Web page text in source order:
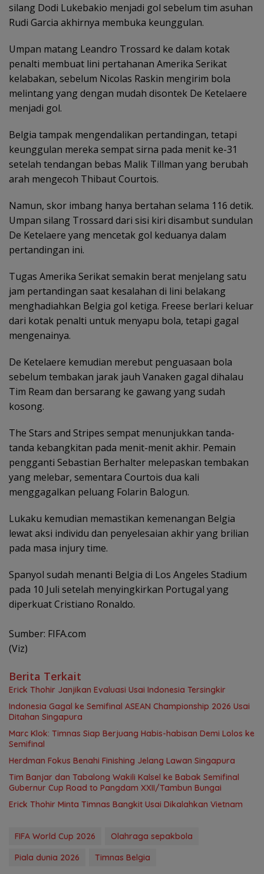
silang Dodi Lukebakio menjadi gol sebelum tim asuhan
Rudi Garcia akhirnya membuka keunggulan.
Umpan matang Leandro Trossard ke dalam kotak
penalti membuat lini pertahanan Amerika Serikat
kelabakan, sebelum Nicolas Raskin mengirim bola
melintang yang dengan mudah disontek De Ketelaere
menjadi gol.
‎Belgia tampak mengendalikan pertandingan, tetapi
keunggulan mereka sempat sirna pada menit ke-31
setelah tendangan bebas Malik Tillman yang berubah
arah mengecoh Thibaut Courtois.
Namun, skor imbang hanya bertahan selama 116 detik.
Umpan silang Trossard dari sisi kiri disambut sundulan
De Ketelaere yang mencetak gol keduanya dalam
pertandingan ini.
‎Tugas Amerika Serikat semakin berat menjelang satu
jam pertandingan saat kesalahan di lini belakang
menghadiahkan Belgia gol ketiga. Freese berlari keluar
dari kotak penalti untuk menyapu bola, tetapi gagal
mengenainya.
De Ketelaere kemudian merebut penguasaan bola
sebelum tembakan jarak jauh Vanaken gagal dihalau
Tim Ream dan bersarang ke gawang yang sudah
kosong.
‎The Stars and Stripes sempat menunjukkan tanda-
tanda kebangkitan pada menit-menit akhir. Pemain
pengganti Sebastian Berhalter melepaskan tembakan
yang melebar, sementara Courtois dua kali
menggagalkan peluang Folarin Balogun.
Lukaku kemudian memastikan kemenangan Belgia
lewat aksi individu dan penyelesaian akhir yang brilian
pada masa injury time.
‎Spanyol sudah menanti Belgia di Los Angeles Stadium
pada 10 Juli setelah menyingkirkan Portugal yang
diperkuat Cristiano Ronaldo.
Sumber: FIFA.com
(Viz)
Berita Terkait
Erick Thohir Janjikan Evaluasi Usai Indonesia Tersingkir
Indonesia Gagal ke Semifinal ASEAN Championship 2026 Usai
Ditahan Singapura
Marc Klok: Timnas Siap Berjuang Habis-habisan Demi Lolos ke
Semifinal
Herdman Fokus Benahi Finishing Jelang Lawan Singapura
Tim Banjar dan Tabalong Wakili Kalsel ke Babak Semifinal
Gubernur Cup Road to Pangdam XXII/Tambun Bungai
Erick Thohir Minta Timnas Bangkit Usai Dikalahkan Vietnam
FIFA World Cup 2026
Olahraga sepakbola
Piala dunia 2026
Timnas Belgia